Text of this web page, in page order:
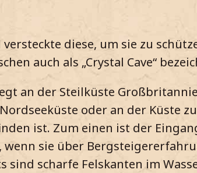
diese, um sie zu
auch als „Crystal Cave“
an der Steilküste
oder an der Küste
ist. Zum einen ist der
sie über
sind scharfe Felskanten im